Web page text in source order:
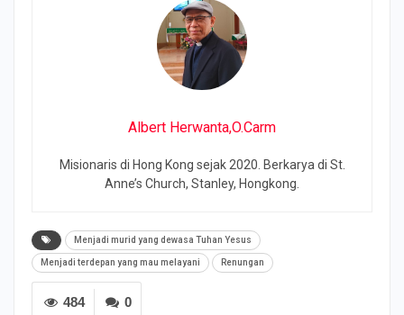
Albert Herwanta,O.Carm
Misionaris di Hong Kong sejak 2020. Berkarya di St.
Anne’s Church, Stanley, Hongkong.
Menjadi murid yang dewasa Tuhan Yesus
Menjadi terdepan yang mau melayani Renungan
0
484